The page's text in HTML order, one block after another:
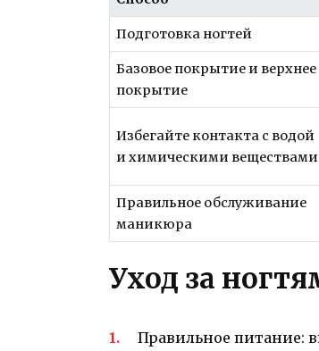
Подготовка ногтей
Базовое покрытие и верхнее
покрытие
Избегайте контакта с водой
и химическими веществами
Правильное обслуживание
маникюра
Уход за
Правильное питание: